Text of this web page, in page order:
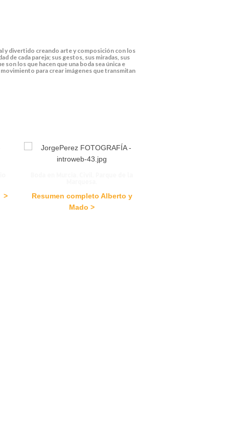
y divertido creando arte y composición con los
de cada pareja; sus gestos, sus miradas, sus
los que hacen que una boda sea única e
para crear imágenes que transmitan
>
Resumen completo Alberto y
Mado >